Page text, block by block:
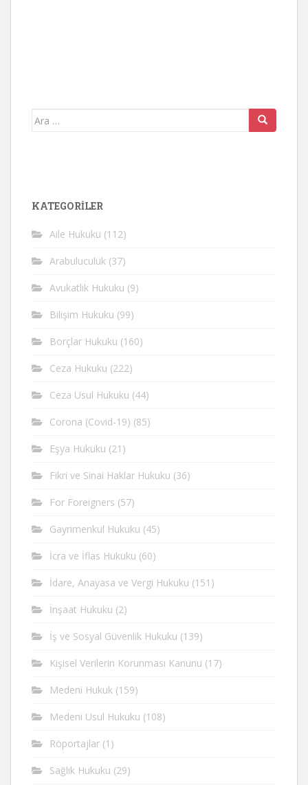
Arama
KATEGORİLER
Aile Hukuku (112)
Arabuluculuk (37)
Avukatlık Hukuku (9)
Bilişim Hukuku (99)
Borçlar Hukuku (160)
Ceza Hukuku (222)
Ceza Usul Hukuku (44)
Corona (Covid-19) (85)
Eşya Hukuku (21)
Fikri ve Sinai Haklar Hukuku (36)
For Foreigners (57)
Gayrimenkul Hukuku (45)
İcra ve İflas Hukuku (60)
İdare, Anayasa ve Vergi Hukuku (151)
İnşaat Hukuku (2)
İş ve Sosyal Güvenlik Hukuku (139)
Kişisel Verilerin Korunması Kanunu (17)
Medeni Hukuk (159)
Medeni Usul Hukuku (108)
Röportajlar (1)
Sağlık Hukuku (29)